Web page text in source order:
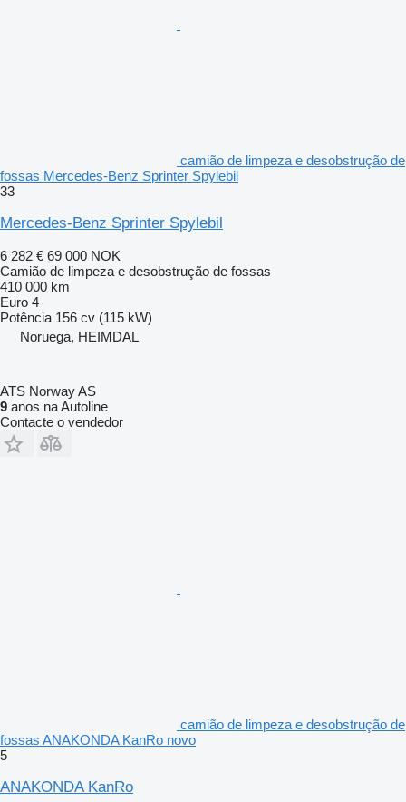
camião de limpeza e desobstrução de
fossas Mercedes-Benz Sprinter Spylebil
33
Mercedes-Benz Sprinter Spylebil
6 282 € 69 000 NOK
Camião de limpeza e desobstrução de fossas
410 000 km
Euro 4
Potência 156 cv (115 kW)
Noruega, HEIMDAL
ATS Norway AS
9 anos na Autoline
Contacte o vendedor
camião de limpeza e desobstrução de
fossas ANAKONDA KanRo novo
5
ANAKONDA KanRo